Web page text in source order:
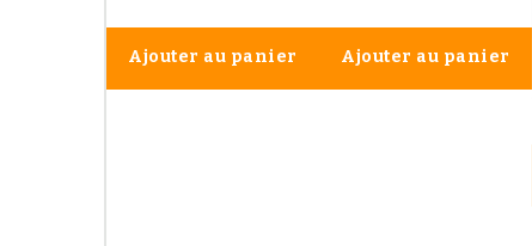
Ajouter au panier Ajouter au panier